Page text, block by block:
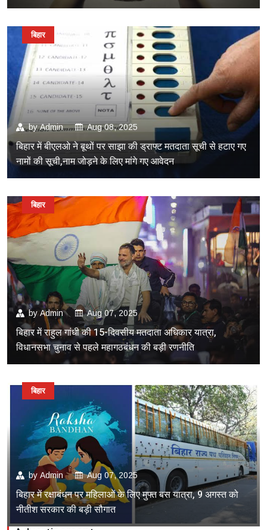
byAdmin Aug 08, 2025
बिहार में बीएलओ ने बूथों पर साझा की ड्राफ्ट मतदाता सूची से हटाए गए
नामों की सूची,नाम जोड़ने के लिए मांगे गए आवेदन
बिहार
byAdmin Aug 07, 2025
बिहार में राहुल गांधी की 15-दिवसीय मतदाता अधिकार यात्रा,
विधानसभा चुनाव से पहले महागठबंधन की बड़ी रणनीति
बिहार
by Admin Aug 07, 2025
बिहार में रक्षाबंधन पर महिलाओं के लिए मुफ्त बस यात्रा, 9 अगस्त को
नीतीश सरकार की बड़ी सौगात
बिहार